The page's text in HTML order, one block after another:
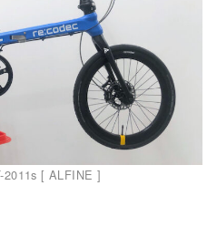
2011s [ ALFINE ]